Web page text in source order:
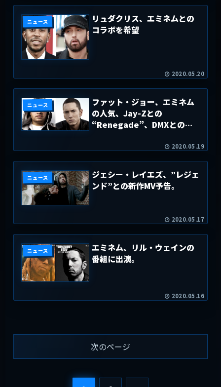
ニュース
リュダクリス、エミネムとの
コラボを希望
2020.05.20
ニュース
ファット・ジョー、エミネム
の人気、Jay-Zとの
“Renegade”、DMXとのバ
2020.05.19
ニュース
ジェシー・レイエズ、”レジェ
ンド”との新作MV予告。
2020.05.17
ニュース
エミネム、リル・ウェインの
番組に出演。
2020.05.16
次のページ